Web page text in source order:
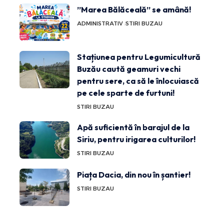
”Marea Bălăceală” se amână!
ADMINISTRATIV STIRI BUZAU
Stațiunea pentru Legumicultură
Buzău caută geamuri vechi
pentru sere, ca să le înlocuiască
pe cele sparte de furtuni!
STIRI BUZAU
Apă suficientă în barajul de la
Siriu, pentru irigarea culturilor!
STIRI BUZAU
Piața Dacia, din nou în șantier!
STIRI BUZAU